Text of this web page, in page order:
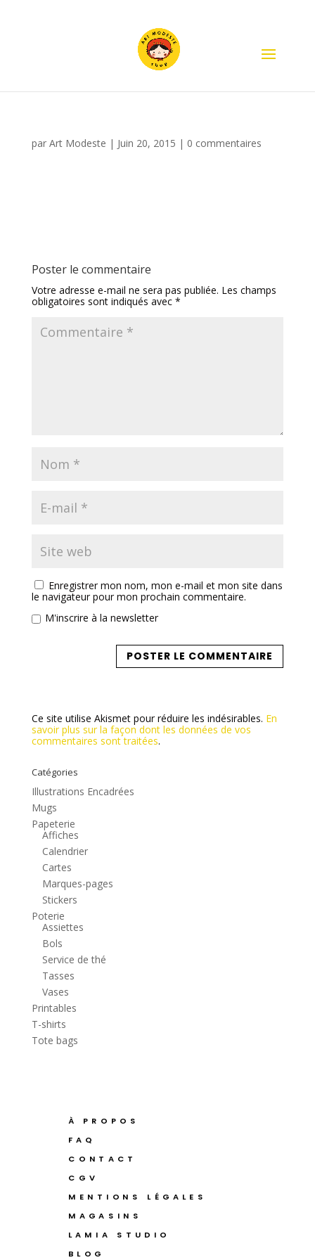
par Art Modeste | Juin 20, 2015 | 0 commentaires
Poster le commentaire
Votre adresse e-mail ne sera pas publiée. Les champs
obligatoires sont indiqués avec *
Enregistrer mon nom, mon e-mail et mon site dans
le navigateur pour mon prochain commentaire.
M'inscrire à la newsletter
Ce site utilise Akismet pour réduire les indésirables. En
savoir plus sur la façon dont les données de vos
commentaires sont traitées.
Catégories
Illustrations Encadrées
Mugs
Papeterie
Affiches
Calendrier
Cartes
Marques-pages
Stickers
Poterie
Assiettes
Bols
Service de thé
Tasses
Vases
Printables
T-shirts
Tote bags
À PROPOS
FAQ
CONTACT
CGV
MENTIONS LÉGALES
MAGASINS
LAMIA STUDIO
BLOG